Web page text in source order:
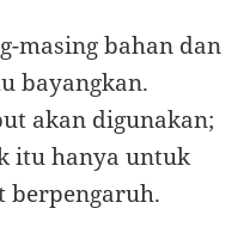
masing bahan dan
bayangkan.
akan digunakan;
itu hanya untuk
berpengaruh.